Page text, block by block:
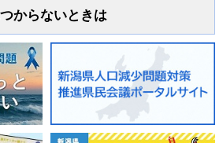
からないときは